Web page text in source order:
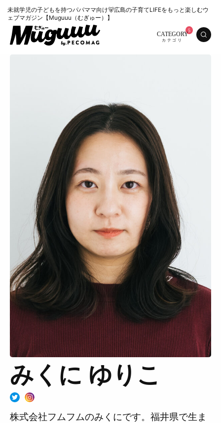
未就学児の子どもを持つパパママ向け🐻広島の子育てLIFEをもっと楽しむウ
ェブマガジン【Muguuu（むぎゅー）】
CATEGORY
特集 くらし
おいしい お知らせ
おでかけ
Muguuuとは 運営会社
広告掲載について プライバシーポリシー
インフォマティブデータポリシ お問合せ
みくに ゆりこ
株式会社フムフムのみくにです。福井県で生ま